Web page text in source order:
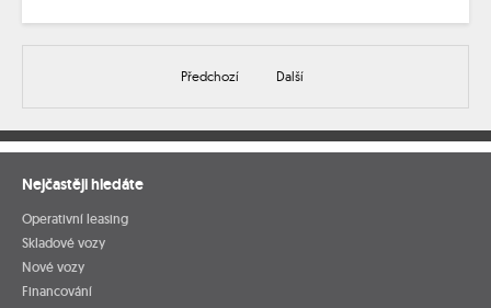
Předchozí Další
Nejčastěji hledáte
Operativní leasing
Skladové vozy
Nové vozy
Financování